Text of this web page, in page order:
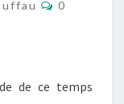
0
de ce temps